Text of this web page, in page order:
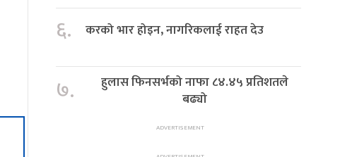
६. करको भार होइन, नागरिकलाई राहत देउ
७.
हुलास फिनसर्भको नाफा ८४.४५ प्रतिशतले
बढ्यो